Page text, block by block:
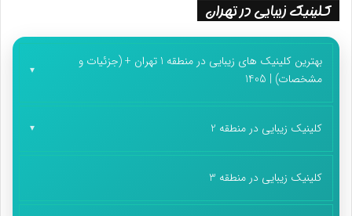
کلینیک زیبایی در تهران
بهترین کلینیک های زیبایی در منطقه 1 تهران + (جزئیات و
مشخصات) | 1405
کلینیک زیبایی در منطقه 2
کلینیک زیبایی در منطقه 3